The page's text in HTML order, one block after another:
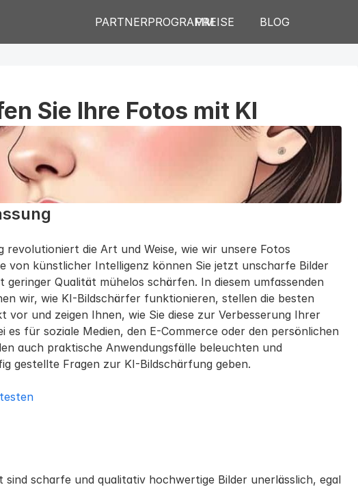
PARTNERPROGRAMMPREISE BLOG
Sie Ihre Fotos mit KI
revolutioniert die Art und Weise, wie wir unsere Fotos
von künstlicher Intelligenz können Sie jetzt unscharfe Bilder
geringer Qualität mühelos schärfen. In diesem umfassenden
wir, wie KI-Bildschärfer funktionieren, stellen die besten
vor und zeigen Ihnen, wie Sie diese zur Verbesserung Ihrer
es für soziale Medien, den E-Commerce oder den persönlichen
auch praktische Anwendungsfälle beleuchten und
gestellte Fragen zur KI-Bildschärfung geben.
sind scharfe und qualitativ hochwertige Bilder unerlässlich, egal